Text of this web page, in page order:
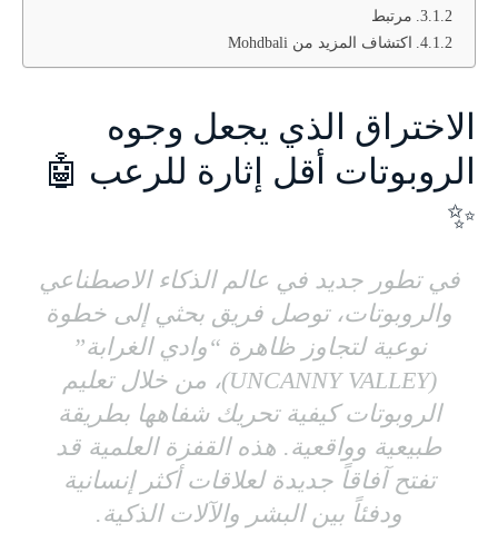
مرتبط
اكتشاف المزيد من Mohdbali
الاختراق الذي يجعل وجوه
الروبوتات أقل إثارة للرعب 🤖
✨
في تطور جديد في عالم الذكاء الاصطناعي
والروبوتات، توصل فريق بحثي إلى خطوة
نوعية لتجاوز ظاهرة “وادي الغرابة”
(UNCANNY VALLEY)، من خلال تعليم
الروبوتات كيفية تحريك شفاهها بطريقة
طبيعية وواقعية. هذه القفزة العلمية قد
تفتح آفاقاً جديدة لعلاقات أكثر إنسانية
ودفئاً بين البشر والآلات الذكية.